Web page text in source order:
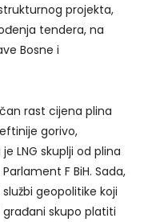
projekta,
tendera, na
Bosne i
rast cijena plina
gorivo,
LNG skuplji od plina
F BiH. Sada,
geopolitike koji
skupo platiti